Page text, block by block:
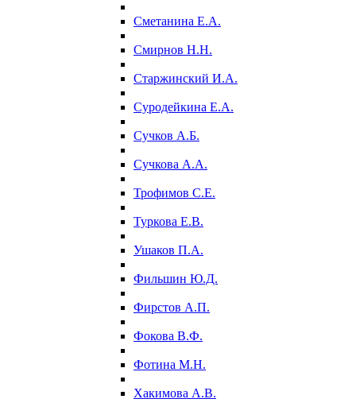
Сметанина Е.А.
Смирнов Н.Н.
Старжинский И.А.
Суродейкина Е.А.
Сучков А.Б.
Сучкова А.А.
Трофимов С.Е.
Туркова Е.В.
Ушаков П.А.
Фильшин Ю.Д.
Фирстов А.П.
Фокова В.Ф.
Фотина М.Н.
Хакимова А.В.